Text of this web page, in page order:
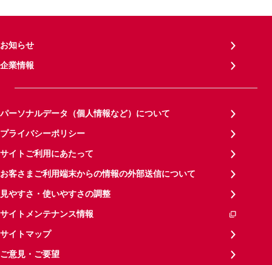
お知らせ
企業情報
パーソナルデータ（個人情報など）について
プライバシーポリシー
サイトご利用にあたって
お客さまご利用端末からの情報の外部送信について
見やすさ・使いやすさの調整
サイトメンテナンス情報
サイトマップ
ご意見・ご要望